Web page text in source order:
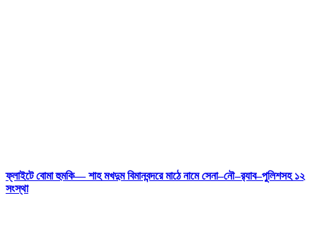
ফ্লাইটে বোমা হুমকি— শাহ মখদুম বিমানবন্দরে মাঠে নামে সেনা–নৌ–র‍্যাব–পুলিশসহ ১২
সংস্থা